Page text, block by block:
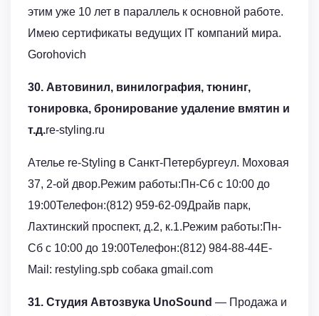
этим уже 10 лет в параллель к основной работе.
Имею сертификаты ведущих IT компаний мира.
Gorohovich
30. Автовинил, винилография, тюнинг,
тонировка, бронирование удаление вмятин и
т.д.re-styling.ru
Ателье re-Styling в Санкт-Петербургеул. Моховая
37, 2-ой двор.Режим работы:Пн-Сб с 10:00 до
19:00Телефон:(812) 959-62-09Драйв парк,
Лахтинский проспект, д.2, к.1.Режим работы:Пн-
Сб с 10:00 до 19:00Телефон:(812) 984-88-44E-
Mail: restyling.spb собака gmail.com
31. Студия Автозвука UnoSound — Продажа и